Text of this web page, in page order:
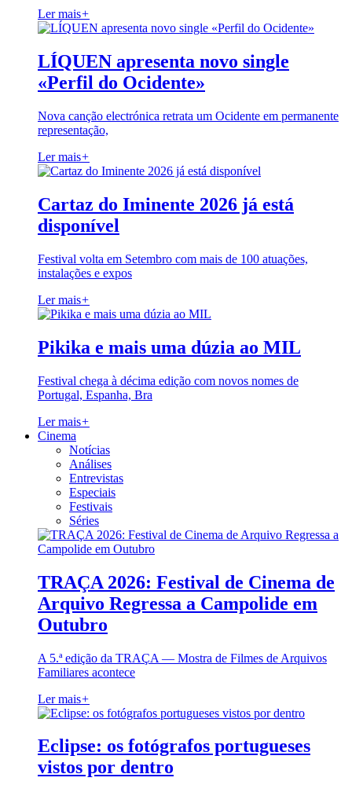
Ler mais+
LÍQUEN apresenta novo single
«Perfil do Ocidente»
Nova canção electrónica retrata um Ocidente em permanente
representação,
Ler mais+
Cartaz do Iminente 2026 já está
disponível
Festival volta em Setembro com mais de 100 atuações,
instalações e expos
Ler mais+
Pikika e mais uma dúzia ao MIL
Festival chega à décima edição com novos nomes de
Portugal, Espanha, Bra
Ler mais+
Cinema
Notícias
Análises
Entrevistas
Especiais
Festivais
Séries
TRAÇA 2026: Festival de Cinema de
Arquivo Regressa a Campolide em
Outubro
A 5.ª edição da TRAÇA — Mostra de Filmes de Arquivos
Familiares acontece
Ler mais+
Eclipse: os fotógrafos portugueses
vistos por dentro